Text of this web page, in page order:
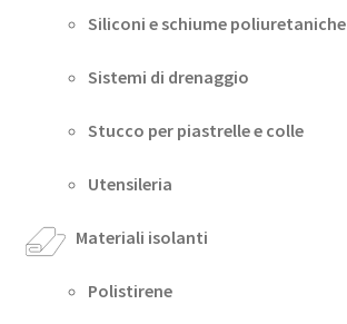
Siliconi e schiume poliuretaniche
Sistemi di drenaggio
Stucco per piastrelle e colle
Utensileria
Materiali isolanti
Polistirene